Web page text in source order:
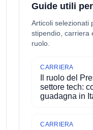
Guide utili
Articoli selezionati
stipendio, carriera
ruolo.
CARRIERA
Il ruolo del
settore tech:
guadagna in
CARRIERA